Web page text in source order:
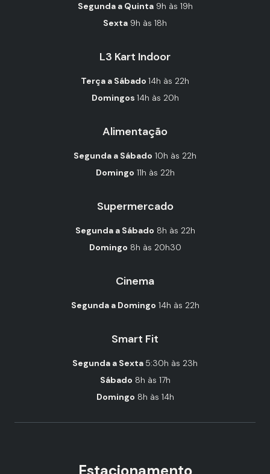
Segunda a Quinta 9h às 19h
Sexta 9h às 18h
L3 Kart Indoor
Terça a Sábado 14h às 22h
Domingos 14h às 20h
Alimentação
Segunda a Sábado 10h às 22h
Domingo 11h às 22h
Supermercado
Segunda a Sábado 8h às 22h
Domingo 8h às 20h30
Cinema
Segunda a Domingo 14h às 22h
Smart Fit
Segunda a Sexta 5:30h às 23h
Sábado 8h às 17h
Domingo 8h às 14h